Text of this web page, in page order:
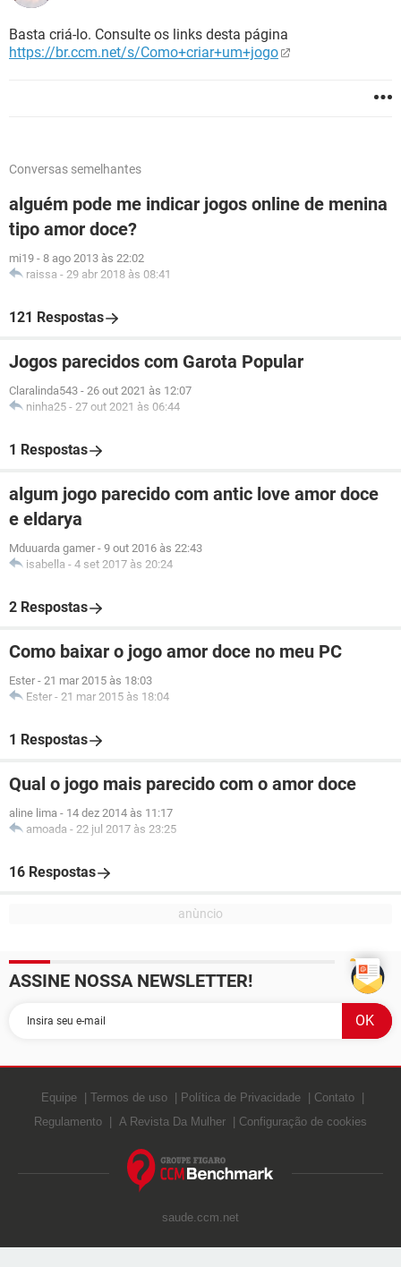
Basta criá-lo. Consulte os links desta página
https://br.ccm.net/s/Como+criar+um+jogo
Conversas semelhantes
alguém pode me indicar jogos online de menina
tipo amor doce?
mi19 - 8 ago 2013 às 22:02
raissa - 29 abr 2018 às 08:41
121 Respostas
Jogos parecidos com Garota Popular
Claralinda543 - 26 out 2021 às 12:07
ninha25 - 27 out 2021 às 06:44
1 Respostas
algum jogo parecido com antic love amor doce
e eldarya
Mduuarda gamer - 9 out 2016 às 22:43
isabella - 4 set 2017 às 20:24
2 Respostas
Como baixar o jogo amor doce no meu PC
Ester - 21 mar 2015 às 18:03
Ester - 21 mar 2015 às 18:04
1 Respostas
Qual o jogo mais parecido com o amor doce
aline lima - 14 dez 2014 às 11:17
amoada - 22 jul 2017 às 23:25
16 Respostas
ASSINE NOSSA NEWSLETTER!
Equipe Termos de uso Política de Privacidade
Contato
Regulamento
A Revista Da Mulher Configuração de cookies
saude.ccm.net